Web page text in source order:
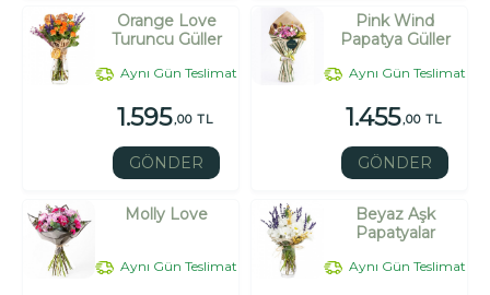
Orange Love
Turuncu Güller
Aynı Gün Teslimat
1.595,00 TL
GÖNDER
Pink Wind
Papatya Güller
Aynı Gün Teslimat
1.455,00 TL
GÖNDER
Molly Love
Aynı Gün Teslimat
Beyaz Aşk
Papatyalar
Aynı Gün Teslimat